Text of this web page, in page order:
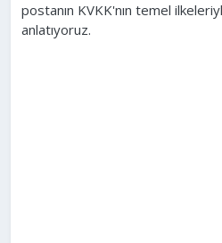
postanın KVKK'nın temel
anlatıyoruz.